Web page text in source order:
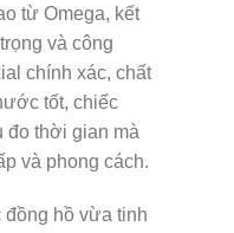
từ Omega, kết
và công
chính xác, chất
tốt, chiếc
đo thời gian mà
và phong cách.
đồng hồ vừa tinh